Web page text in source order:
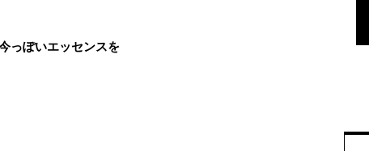
っぽいエッセンスを